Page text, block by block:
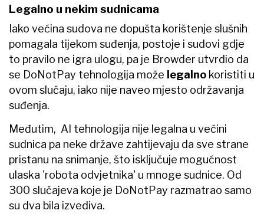
Legalno u nekim sudnicama
Iako većina sudova ne dopušta korištenje slušnih
pomagala tijekom suđenja, postoje i sudovi gdje
to pravilo ne igra ulogu, pa je Browder utvrdio da
se DoNotPay tehnologija može legalno koristiti u
ovom slučaju, iako nije naveo mjesto održavanja
suđenja.
Međutim, AI tehnologija nije legalna u većini
sudnica pa neke države zahtijevaju da sve strane
pristanu na snimanje, što isključuje mogućnost
ulaska 'robota odvjetnika' u mnoge sudnice. Od
300 slučajeva koje je DoNotPay razmatrao samo
su dva bila izvediva.